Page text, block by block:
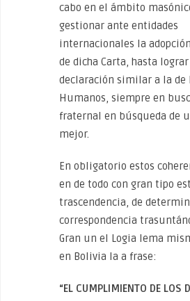
cabo en el ámbito
gestionar ante entidades
internacionales la
de dicha Carta, hasta
declaración similar a la de
Humanos, siempre en
fraternal en búsqueda de
mejor.
En obligatorio estos
en de todo con gran tipo
trascendencia, de
correspondencia
Gran un el Logia lema
en Bolivia la a frase:
“EL CUMPLIMIENTO DE LOS